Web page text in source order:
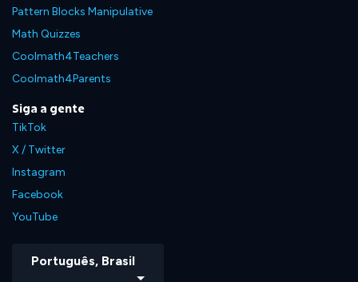
Pattern Blocks Manipulative
Math Quizzes
Coolmath4Teachers
Coolmath4Parents
Siga a gente
TikTok
X / Twitter
Instagram
Facebook
YouTube
Português, Brasil